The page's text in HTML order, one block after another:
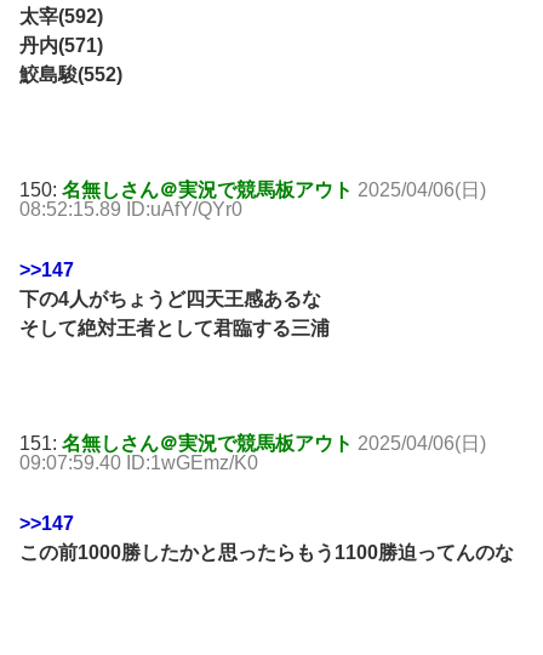
太宰(592)
丹内(571)
鮫島駿(552)
150: 名無しさん＠実況で競馬板アウト 2025/04/06(日)
08:52:15.89 ID:uAfY/QYr0
>>147
下の4人がちょうど四天王感あるな
そして絶対王者として君臨する三浦
151: 名無しさん＠実況で競馬板アウト 2025/04/06(日)
09:07:59.40 ID:1wGEmz/K0
>>147
この前1000勝したかと思ったらもう1100勝迫ってんのな